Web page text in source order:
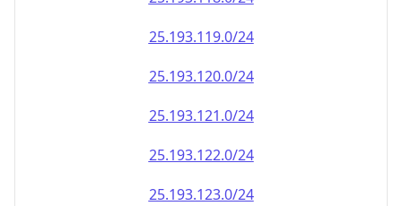
25.193.119.0/24
25.193.120.0/24
25.193.121.0/24
25.193.122.0/24
25.193.123.0/24